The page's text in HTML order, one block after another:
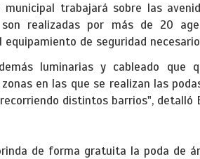
trabajará sobre las
realizadas por más de 20
de seguridad
luminarias y cableado que
en las que se realizan las
distintos barrios", detalló
de forma gratuita la poda de